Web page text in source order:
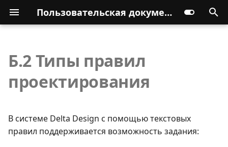
Пользовательская документация
Б.2 Типы правил
проектирования
В системе Delta Design с помощью текстовых
правил поддерживается возможность задания: